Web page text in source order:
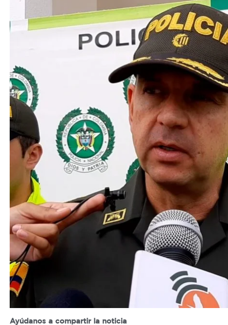
Ayúdanos a compartir la noticia